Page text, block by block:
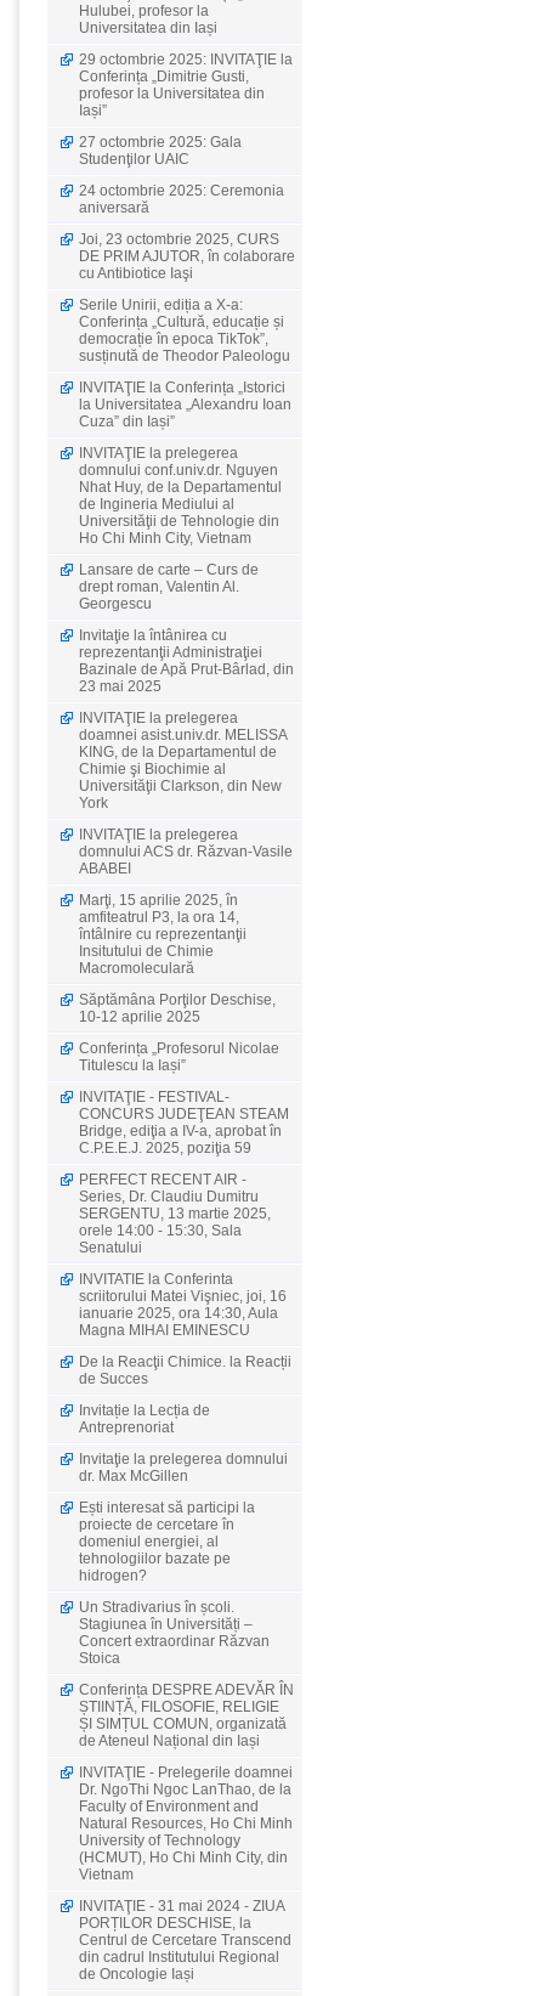
Hulubei, profesor la
Universitatea din Iași
29 octombrie 2025: INVITAŢIE la
Conferința „Dimitrie Gusti,
profesor la Universitatea din
Iași”
27 octombrie 2025: Gala
Studenţilor UAIC
24 octombrie 2025: Ceremonia
aniversară
Joi, 23 octombrie 2025, CURS
DE PRIM AJUTOR, în colaborare
cu Antibiotice Iaşi
Serile Unirii, ediția a X-a:
Conferința „Cultură, educație și
democrație în epoca TikTok”,
susținută de Theodor Paleologu
INVITAŢIE la Conferința „Istorici
la Universitatea „Alexandru Ioan
Cuza” din Iași”
INVITAŢIE la prelegerea
domnului conf.univ.dr. Nguyen
Nhat Huy, de la Departamentul
de Ingineria Mediului al
Universităţii de Tehnologie din
Ho Chi Minh City, Vietnam
Lansare de carte – Curs de
drept roman, Valentin Al.
Georgescu
Invitaţie la întânirea cu
reprezentanţii Administraţiei
Bazinale de Apă Prut-Bârlad, din
23 mai 2025
INVITAŢIE la prelegerea
doamnei asist.univ.dr. MELISSA
KING, de la Departamentul de
Chimie şi Biochimie al
Universităţii Clarkson, din New
York
INVITAŢIE la prelegerea
domnului ACS dr. Răzvan-Vasile
ABABEI
Marţi, 15 aprilie 2025, în
amfiteatrul P3, la ora 14,
întâlnire cu reprezentanţii
Insitutului de Chimie
Macromoleculară
Săptămâna Porţilor Deschise,
10-12 aprilie 2025
Conferința „Profesorul Nicolae
Titulescu la Iași”
INVITAŢIE - FESTIVAL-
CONCURS JUDEŢEAN STEAM
Bridge, ediţia a IV-a, aprobat în
C.P.E.E.J. 2025, poziţia 59
PERFECT RECENT AIR -
Series, Dr. Claudiu Dumitru
SERGENTU, 13 martie 2025,
orele 14:00 - 15:30, Sala
Senatului
INVITATIE la Conferinta
scriitorului Matei Vişniec, joi, 16
ianuarie 2025, ora 14:30, Aula
Magna MIHAI EMINESCU
De la Reacţii Chimice. la Reacții
de Succes
Invitație la Lecția de
Antreprenoriat
Invitaţie la prelegerea domnului
dr. Max McGillen
Ești interesat să participi la
proiecte de cercetare în
domeniul energiei, al
tehnologiilor bazate pe
hidrogen?
Un Stradivarius în școli.
Stagiunea în Universități –
Concert extraordinar Răzvan
Stoica
Conferința DESPRE ADEVĂR ÎN
ȘTIINȚĂ, FILOSOFIE, RELIGIE
ȘI SIMȚUL COMUN, organizată
de Ateneul Național din Iași
INVITAŢIE - Prelegerile doamnei
Dr. NgoThi Ngoc LanThao, de la
Faculty of Environment and
Natural Resources, Ho Chi Minh
University of Technology
(HCMUT), Ho Chi Minh City, din
Vietnam
INVITAŢIE - 31 mai 2024 - ZIUA
PORȚILOR DESCHISE, la
Centrul de Cercetare Transcend
din cadrul Institutului Regional
de Oncologie Iași